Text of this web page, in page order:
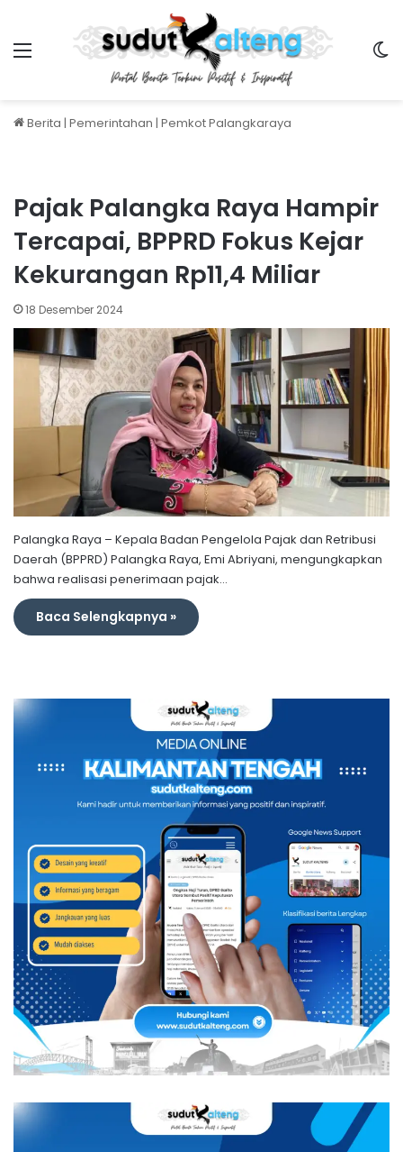
Berita | Pemerintahan | Pemkot Palangkaraya
Pajak Palangka Raya Hampir
Tercapai, BPPRD Fokus Kejar
Kekurangan Rp11,4 Miliar
18 Desember 2024
Palangka Raya – Kepala Badan Pengelola Pajak dan Retribusi
Daerah (BPPRD) Palangka Raya, Emi Abriyani, mengungkapkan
bahwa realisasi penerimaan pajak…
Baca Selengkapnya »